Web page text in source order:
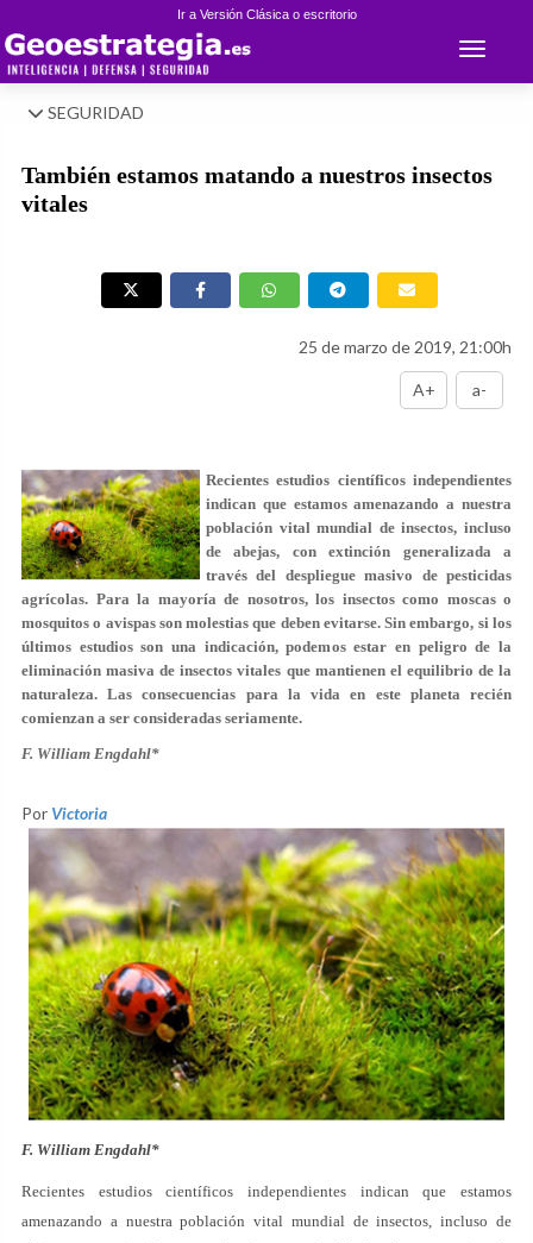
Ir a Versión Clásica o escritorio
Toggle
SEGURIDAD
También estamos matando a nuestros insectos
vitales
25 de marzo de 2019, 21:00h
A+ a-
Recientes estudios científicos independientes
indican que estamos amenazando a nuestra
población vital mundial de insectos, incluso
de abejas, con extinción generalizada a
través del despliegue masivo de pesticidas
agrícolas. Para la mayoría de nosotros, los insectos como moscas o
mosquitos o avispas son molestias que deben evitarse. Sin embargo, si los
últimos estudios son una indicación, podemos estar en peligro de la
eliminación masiva de insectos vitales que mantienen el equilibrio de la
naturaleza. Las consecuencias para la vida en este planeta recién
comienzan a ser consideradas seriamente.
F. William Engdahl*
Por Victoria
F. William Engdahl*
Recientes estudios científicos independientes indican que estamos
amenazando a nuestra población vital mundial de insectos, incluso de